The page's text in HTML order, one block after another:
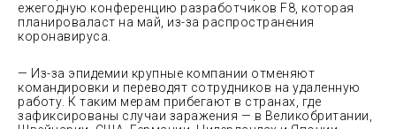
ежегодную конференцию разработчиков F8, которая
планироваласт на май, из-за распространения
коронавируса.
— Из-за эпидемии крупные компании отменяют
командировки и переводят сотрудников на удаленную
работу. К таким мерам прибегают в странах, где
зафиксированы случаи заражения — в Великобритании,